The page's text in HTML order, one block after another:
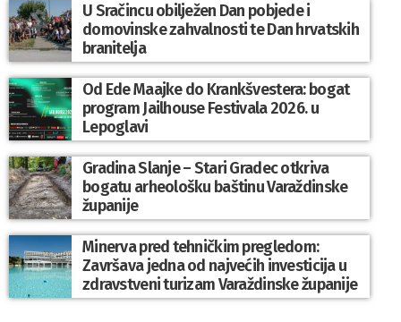
U Sračincu obilježen Dan pobjede i
domovinske zahvalnosti te Dan hrvatskih
branitelja
Od Ede Maajke do Krankšvestera: bogat
program Jailhouse Festivala 2026. u
Lepoglavi
Gradina Slanje – Stari Gradec otkriva
bogatu arheološku baštinu Varaždinske
županije
Minerva pred tehničkim pregledom:
Završava jedna od najvećih investicija u
zdravstveni turizam Varaždinske županije